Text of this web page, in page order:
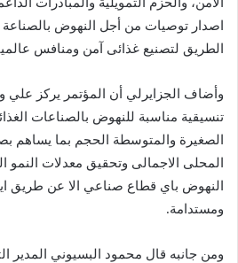
اصدار توصيات من أجل النهوض
الطريق لتصنيع غذائى آمن ومنافس
وأضاف الجزايرلي أن المؤتمر يركز
تنسيقية مناسبة للنهوض بالصناعات
الصغيرة والمتوسطة الحجم بما يساهم
المحلى الاجمالى وتحقيق معدلات النمو
النهوض باي قطاع صناعي الا عن طريق
ومستدامة.
ومن جانبه قال محمود البسيوني المدير